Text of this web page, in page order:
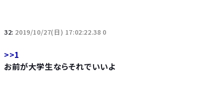
32: 2019/10/27(日) 17:02:22.38 0
>>1
お前が大学生ならそれでいいよ